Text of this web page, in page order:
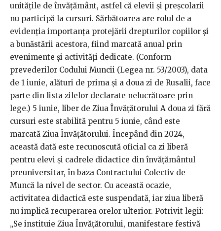
unitățile de învățământ, astfel că elevii și preșcolarii
nu participă la cursuri. Sărbătoarea are rolul de a
evidenția importanța protejării drepturilor copiilor și
a bunăstării acestora, fiind marcată anual prin
evenimente și activități dedicate. (Conform
prevederilor Codului Muncii (Legea nr. 53/2003), data
de 1 iunie, alături de prima și a doua zi de Rusalii, face
parte din lista zilelor declarate nelucrătoare prin
lege.) 5 iunie, liber de Ziua Învățătorului A doua zi fără
cursuri este stabilită pentru 5 iunie, când este
marcată Ziua Învățătorului. Începând din 2024,
această dată este recunoscută oficial ca zi liberă
pentru elevi și cadrele didactice din învățământul
preuniversitar, în baza Contractului Colectiv de
Muncă la nivel de sector. Cu această ocazie,
activitatea didactică este suspendată, iar ziua liberă
nu implică recuperarea orelor ulterior. Potrivit legii:
„Se instituie Ziua Învăţătorului, manifestare festivă